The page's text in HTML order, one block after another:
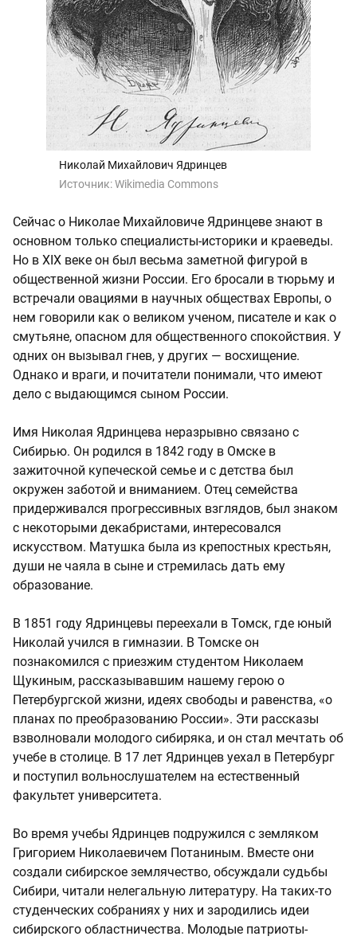
Николай Михайлович Ядринцев
Источник:Wikimedia Commons
Сейчас о Николае Михайловиче Ядринцеве знают в
основном только специалисты-историки и краеведы.
Но в XIX веке он был весьма заметной фигурой в
общественной жизни России. Его бросали в тюрьму и
встречали овациями в научных обществах Европы, о
нем говорили как о великом ученом, писателе и как о
смутьяне, опасном для общественного спокойствия. У
одних он вызывал гнев, у других — восхищение.
Однако и враги, и почитатели понимали, что имеют
дело с выдающимся сыном России.
Имя Николая Ядринцева неразрывно связано с
Сибирью. Он родился в 1842 году в Омске в
зажиточной купеческой семье и с детства был
окружен заботой и вниманием. Отец семейства
придерживался прогрессивных взглядов, был знаком
с некоторыми декабристами, интересовался
искусством. Матушка была из крепостных крестьян,
души не чаяла в сыне и стремилась дать ему
образование.
В 1851 году Ядринцевы переехали в Томск, где юный
Николай учился в гимназии. В Томске он
познакомился с приезжим студентом Николаем
Щукиным, рассказывавшим нашему герою о
Петербургской жизни, идеях свободы и равенства, «о
планах по преобразованию России». Эти рассказы
взволновали молодого сибиряка, и он стал мечтать об
учебе в столице. В 17 лет Ядринцев уехал в Петербург
и поступил вольнослушателем на естественный
факультет университета.
Во время учебы Ядринцев подружился с земляком
Григорием Николаевичем Потаниным. Вместе они
создали сибирское землячество, обсуждали судьбы
Сибири, читали нелегальную литературу. На таких-то
студенческих собраниях у них и зародились идеи
сибирского областничества. Молодые патриоты-